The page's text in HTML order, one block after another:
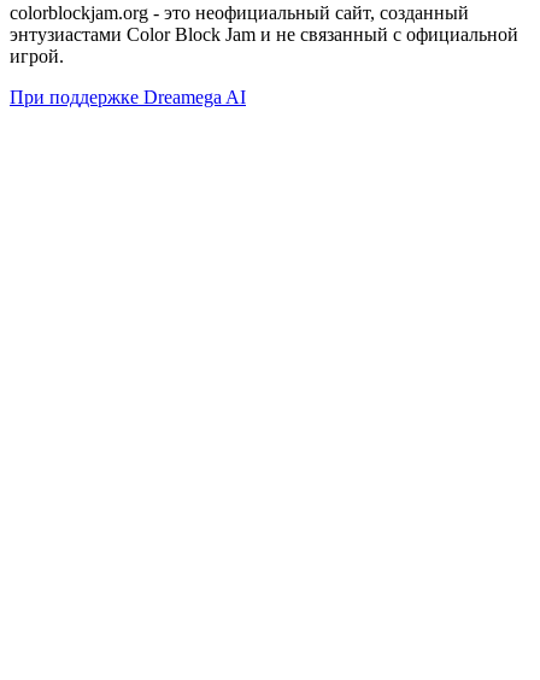
colorblockjam.org - это неофициальный сайт, созданный
энтузиастами Color Block Jam и не связанный с официальной
игрой.
При поддержке Dreamega AI